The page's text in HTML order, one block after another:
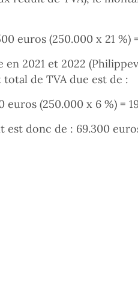
euros (250.000 x 21 %)
2021 et 2022
de TVA due est de :
euros (250.000 x 6 %) =
donc de : 69.300